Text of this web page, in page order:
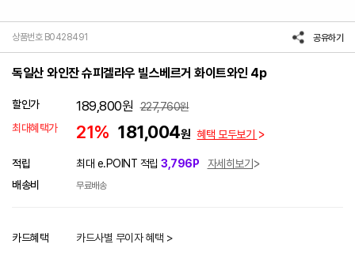
상품번호 B0428491 공유하기
독일산 와인잔 슈피겔라우 빌스베르거 화이트와인 4p
할인가 189,800원 227,760원
최대혜택가
21% 181,004원 혜택 모두보기
적립 최대 e.POINT 적립 3,796P
자세히보기
배송비
무료배송
카드혜택 카드사별 무이자 혜택 >